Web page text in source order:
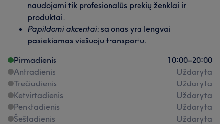
naudojami tik profesionalūs prekių ženklai ir
produktai.
Papildomi akcentai: salonas yra lengvai
pasiekiamas viešuoju transportu.
Pirmadienis
10:00–20:00
Antradienis
Uždaryta
Trečiadienis
Uždaryta
Ketvirtadienis
Uždaryta
Penktadienis
Uždaryta
Šeštadienis
Uždaryta